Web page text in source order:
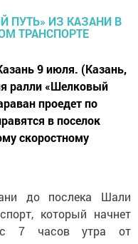
9 июля. (Казань,
ралли «Шелковый
проедет по
в поселок
скоростному
до послека Шали
который начнет
с 7 часов утра от